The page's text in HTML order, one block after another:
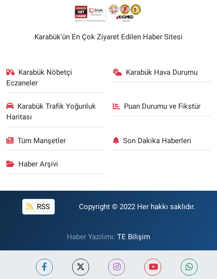
Karabük'ün En Çok Ziyaret Edilen Haber Sitesi
Karabük Nöbetçi
Eczaneler
Karabük Hava Durumu
Karabük Trafik Yoğunluk
Haritası
Puan Durumu ve Fikstür
Tüm Manşetler Son Dakika Haberleri
Haber Arşivi
RSS Copyright © 2022 Her hakkı saklıdır.
Haber Yazılımı: TE Bilişim